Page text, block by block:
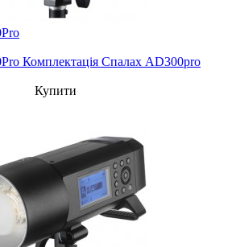
Комплектація Спалах AD300pro
Купити